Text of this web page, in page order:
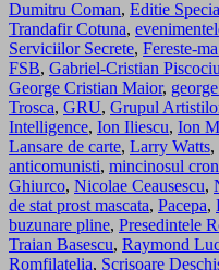
Dumitru Coman, Editie
Trandafir Cotuna,
Serviciilor Secrete, Fereste-
FSB, Gabriel-Cristian Piscociu
George Cristian Maior,
Trosca, GRU, Grupul
Intelligence, Ion Iliescu, Ion
Lansare de carte, Larry Watts,
anticomunisti, mincinosul
Ghiurco, Nicolae Ceausescu,
de stat prost mascata, Pacepa,
buzunare pline, Presedintele
Traian Basescu, Raymond
Romfilatelia, Scrisoare